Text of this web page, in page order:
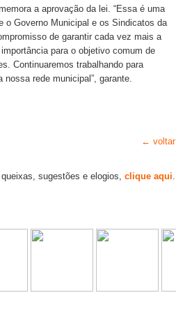
a aprovação da lei. “Essa é uma
o Governo Municipal e os Sindicatos da
de garantir cada vez mais a
para o objetivo comum de
Continuaremos trabalhando para
rede municipal”, garante.
← voltar
queixas, sugestões e elogios, clique aqui.